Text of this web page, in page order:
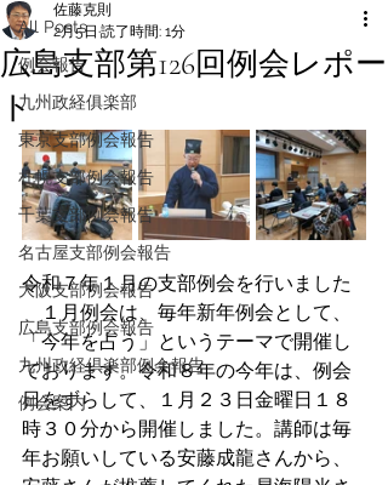
All Posts
例会報告
九州政経俱楽部
東京支部例会報告
札幌支部例会報告
千葉支部例会報告
名古屋支部例会報告
大阪支部例会報告
広島支部例会報告
九州政経倶楽部例会報告
例会案内
広島支部第126回例会レポー
ト
佐藤克則
2月5日 読了時間: 1分
令和７年１月の支部例会を行いました
１月例会は、毎年新年例会として、
「今年を占う」というテーマで開催し
ております。令和８年の今年は、例会
日をずらして、１月２３日金曜日１８
時３０分から開催しました。講師は毎
年お願いしている安藤成龍さんから、